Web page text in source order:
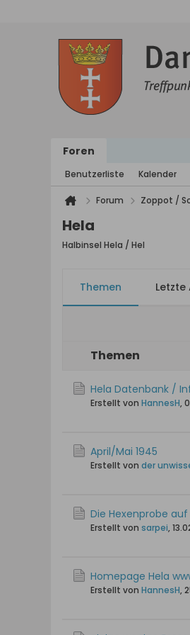
Foren
Benutzerliste Kalender
Forum Zoppot /
Hela
Halbinsel Hela / Hel
Themen
Themen
Hela Datenbank /
Erstellt von HannesH,
April/Mai 1945
Erstellt von der
Die Hexenprobe
Erstellt von sarpei,
Homepage Hela
Erstellt von HannesH,